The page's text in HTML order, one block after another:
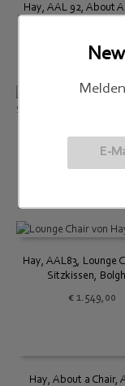
Hay, AAL 92, About
1.609,00
Chair mit
Hay, AAL83, Lounge
Sitzkissen,
€ 1.549,00
Hay, About a Chair,